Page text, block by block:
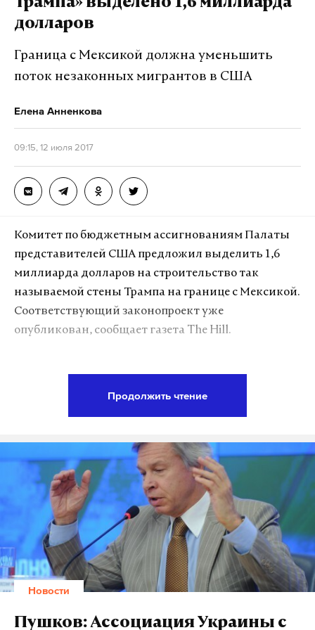
баррель, а начиная с 2018 года она будет
индексироваться на 2%. Все доходы от сырья,
которые превысят указанную стоимость, будут
Макс
Дзен
Фото: © GLOBAL LOOK press
Трампа» выделено 1,6 миллиарда
долларов
Граница с Мексикой должна уменьшить
поток незаконных мигрантов в США
Елена Анненкова
09:15, 12 июля 2017
Комитет по бюджетным ассигнованиям Палаты
представителей США предложил выделить 1,6
миллиарда долларов на строительство так
называемой стены Трампа на границе с Мексикой.
Соответствующий законопроект уже
опубликован, сообщает газета The Hill.
«Основными приоритетами являются
обеспечение безопасности американцев и защита
нашей родины», — цитирует The Hill главу
подкомитета по ассигнованиям Министерства
внутренней безопасности США Джона Картера.
Строительство границы было главным
предвыборным обещанием Дональда Трампа,
отмечает издание. Однако, согласно заявлению
будущего президента США во время его
Продолжить чтение
Новости
Пушков: Ассоциация Украины с